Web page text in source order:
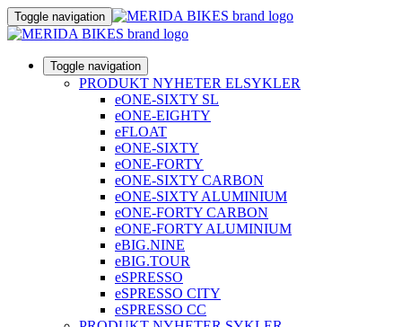
Toggle navigation
Toggle navigation
PRODUKT NYHETER ELSYKLER
eONE-SIXTY SL
eONE-EIGHTY
eFLOAT
eONE-SIXTY
eONE-FORTY
eONE-SIXTY CARBON
eONE-SIXTY ALUMINIUM
eONE-FORTY CARBON
eONE-FORTY ALUMINIUM
eBIG.NINE
eBIG.TOUR
eSPRESSO
eSPRESSO CITY
eSPRESSO CC